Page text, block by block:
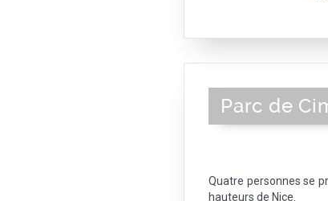
Parc de
Quatre personnes se
hauteurs de Nice.